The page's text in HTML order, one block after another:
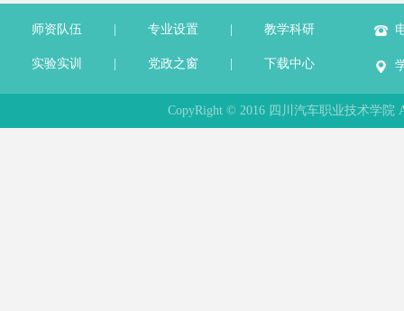
师资队伍 专业设置 教学科研
实验实训 党政之窗 下载中心
CopyRight © 2016 四川汽车职业技术学